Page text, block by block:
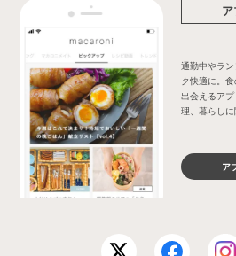
通勤中やラ
ク快適に。
出会えるア
理、暮らしに
ア